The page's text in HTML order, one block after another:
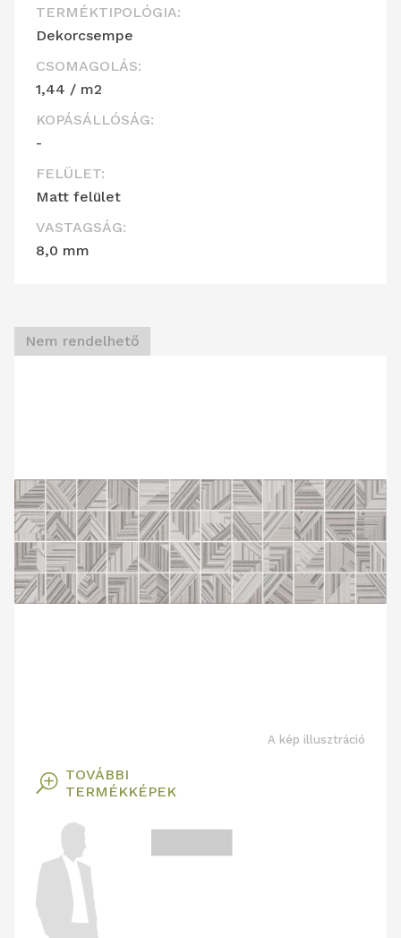
TERMÉKTIPOLÓGIA:
Dekorcsempe
CSOMAGOLÁS:
1,44 / m2
KOPÁSÁLLÓSÁG:
-
FELÜLET:
Matt felület
VASTAGSÁG:
8,0 mm
Nem rendelhető
A kép illusztráció
T TOVÁBBI
TERMÉKKÉPEK